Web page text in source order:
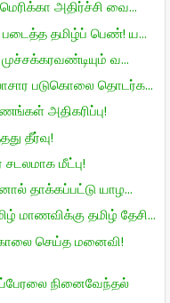
அதிர்ச்சி வை...
தமிழ்ப் பெண்! ய...
வ...
படுகொலை தொடர்க...
அதிகரிப்பு!
தீர்வு!
மீட்பு!
தாக்கப்பட்டு யாழ...
தமிழ் தேசி...
செய்த மனைவி!
நினைவேந்தல்